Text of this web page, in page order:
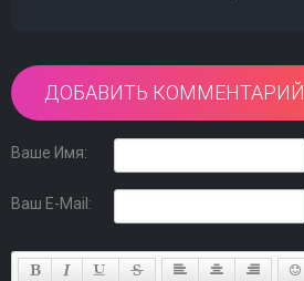
ДОБАВИТЬ КОММЕНТАРИЙ
Ваше Имя:
Ваш E-Mail: